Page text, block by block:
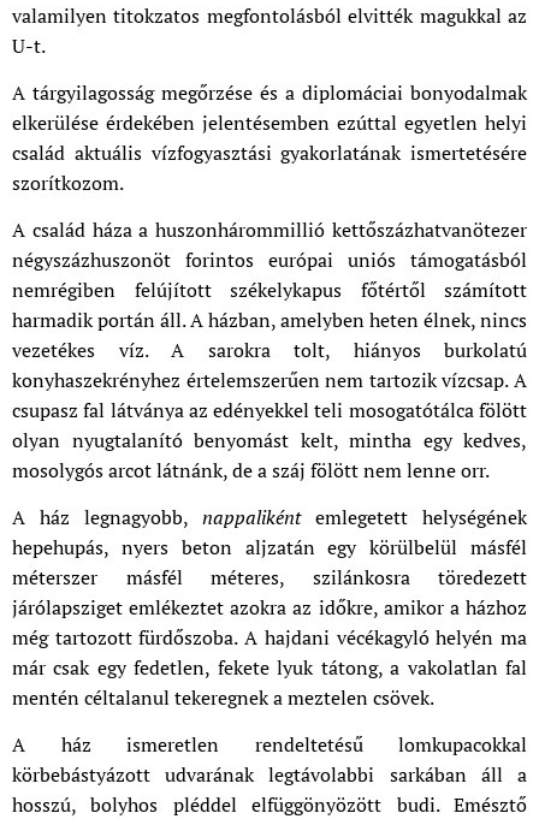
valamilyen titokzatos megfontolásból elvitték magukkal az
U-t.
A tárgyilagosság megőrzése és a diplomáciai bonyodalmak
elkerülése érdekében jelentésemben ezúttal egyetlen helyi
család aktuális vízfogyasztási gyakorlatának ismertetésére
szorítkozom.
A család háza a huszonhárommillió kettőszázhatvanötezer
négyszázhuszonöt forintos európai uniós támogatásból
nemrégiben felújított székelykapus főtértől számított
harmadik portán áll. A házban, amelyben heten élnek, nincs
vezetékes víz. A sarokra tolt, hiányos burkolatú
konyhaszekrényhez értelemszerűen nem tartozik vízcsap. A
csupasz fal látványa az edényekkel teli mosogatótálca fölött
olyan nyugtalanító benyomást kelt, mintha egy kedves,
mosolygós arcot látnánk, de a száj fölött nem lenne orr.
A ház legnagyobb, nappalikéntemlegetett helységének
hepehupás, nyers beton aljzatán egy körülbelül másfél
méterszer másfél méteres, szilánkosra töredezett
járólapsziget emlékeztet azokra az időkre, amikor a házhoz
még tartozott fürdőszoba. A hajdani vécékagyló helyén ma
már csak egy fedetlen, fekete lyuk tátong, a vakolatlan fal
mentén céltalanul tekeregnek a meztelen csövek.
A ház ismeretlen rendeltetésű lomkupacokkal
körbebástyázott udvarának legtávolabbi sarkában áll a
hosszú, bolyhos pléddel elfüggönyözött budi. Emésztő